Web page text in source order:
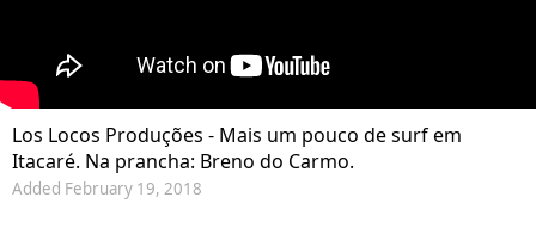
Los Locos Produções - Mais um pouco de surf em
Itacaré. Na prancha: Breno do Carmo.
Added February 19, 2018